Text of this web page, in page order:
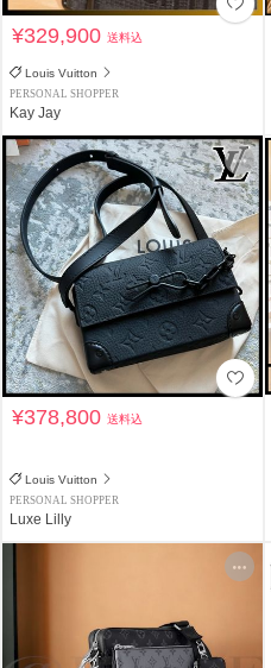
¥329,900送料込
Louis Vuitton
PERSONAL SHOPPER
Kay Jay
¥378,800送料込
Louis Vuitton
PERSONAL SHOPPER
Luxe Lilly